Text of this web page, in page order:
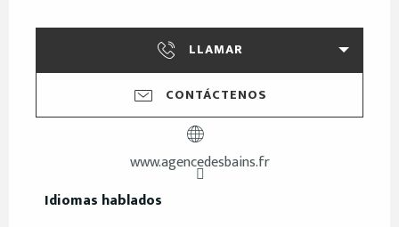
LLAMAR
CONTÁCTENOS
www.agencedesbains.fr
Idiomas hablados
Idiomas hablados